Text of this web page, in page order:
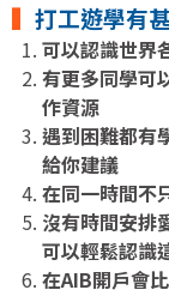
▍ 打工遊學有
可以認識世界
有更多同學可
作資源
遇到困難都有
給你建議
在同一時間不
沒有時間安排
可以輕鬆認識
在AIB開戶會